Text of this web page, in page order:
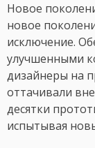
Новое
новое
исключение.
улучшенными
дизайнеры на
оттачивали
десятки
испытывая